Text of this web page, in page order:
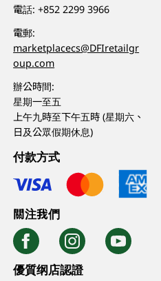
電話:+852 2299 3966
電郵:
marketplacecs@DFIretailgr
oup.com
辦公時間:
星期一至五
上午九時至下午五時 (星期六、
日及公眾假期休息)
付款方式
關注我們
優質纲店認證